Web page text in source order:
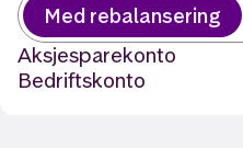
Med rebalansering
Aksjesparekonto
Bedriftskonto